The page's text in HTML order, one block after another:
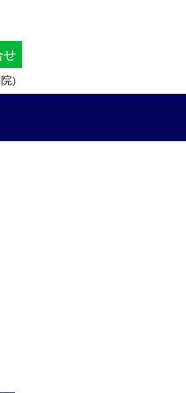
せ
）